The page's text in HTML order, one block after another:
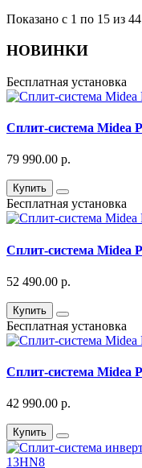
Показано с 1 по 15 из
НОВИНКИ
Бесплатная установка
Сплит-система Midea
79 990.00 р.
Купить
Бесплатная установка
Сплит-система Midea
52 490.00 р.
Купить
Бесплатная установка
Сплит-система Midea
42 990.00 р.
Купить